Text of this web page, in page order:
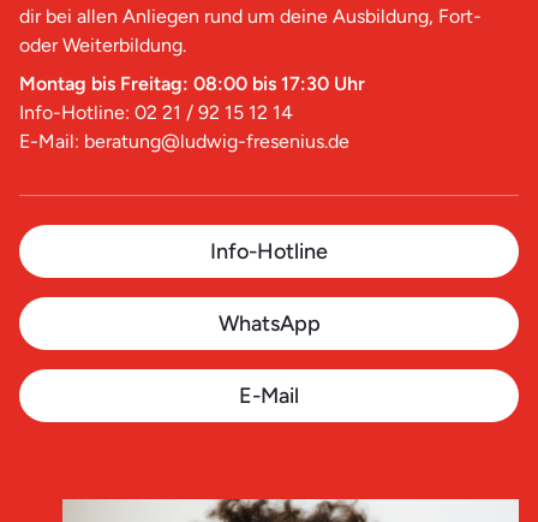
dir bei allen Anliegen rund um deine Ausbildung, Fort-
oder Weiterbildung.
Montag bis Freitag: 08:00 bis 17:30 Uhr
Info-Hotline: 02 21 / 92 15 12 14
E-Mail: beratung@ludwig-fresenius.de
Info-Hotline
WhatsApp
E-Mail